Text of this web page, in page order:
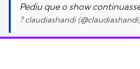
Pediu que o show
? claudiashandi